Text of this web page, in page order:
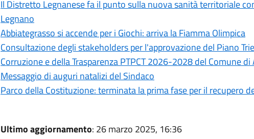
Il Distretto Legnanese fa il punto sulla nuova sanità territoriale
Legnano
Abbiategrasso si accende per i Giochi: arriva la Fiamma Olimpica
Consultazione degli stakeholders per l'approvazione del Piano
Corruzione e della Trasparenza PTPCT 2026-2028 del Comune di
Messaggio di auguri natalizi del Sindaco
Parco della Costituzione: terminata la prima fase per il recupero
Ultimo aggiornamento: 26 marzo 2025, 16:36